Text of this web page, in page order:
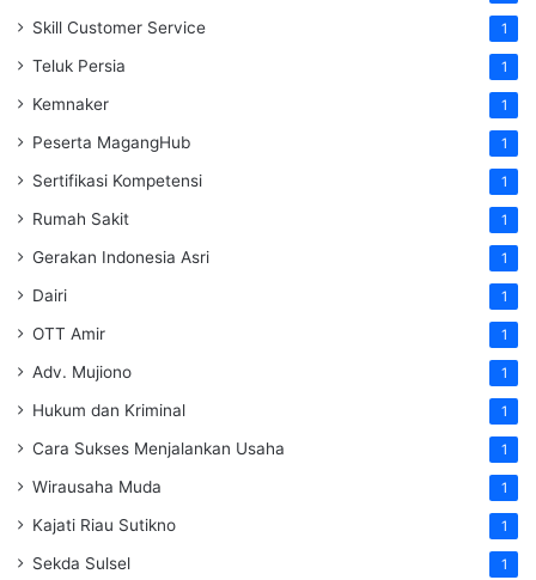
Skill Customer Service 1
Teluk Persia 1
Kemnaker 1
Peserta MagangHub 1
Sertifikasi Kompetensi 1
Rumah Sakit 1
Gerakan Indonesia Asri 1
Dairi 1
OTT Amir 1
Adv. Mujiono 1
Hukum dan Kriminal 1
Cara Sukses Menjalankan Usaha 1
Wirausaha Muda 1
Kajati Riau Sutikno 1
Sekda Sulsel 1